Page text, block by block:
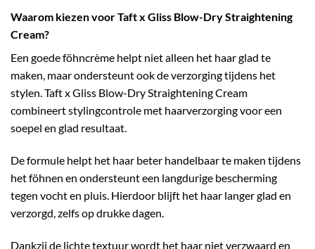
Waarom kiezen voor Taft x Gliss Blow-Dry Straightening
Cream?
Een goede föhncrème helpt niet alleen het haar glad te
maken, maar ondersteunt ook de verzorging tijdens het
stylen. Taft x Gliss Blow-Dry Straightening Cream
combineert stylingcontrole met haarverzorging voor een
soepel en glad resultaat.
De formule helpt het haar beter handelbaar te maken tijdens
het föhnen en ondersteunt een langdurige bescherming
tegen vocht en pluis. Hierdoor blijft het haar langer glad en
verzorgd, zelfs op drukke dagen.
Dankzij de lichte textuur wordt het haar niet verzwaard en